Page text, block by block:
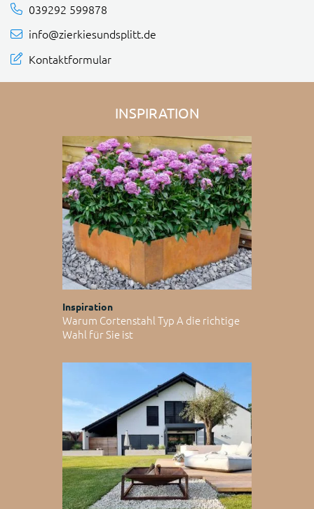
039292 599878
info@zierkiesundsplitt.de
Kontaktformular
INSPIRATION
Inspiration
Warum Cortenstahl Typ A die richtige
Wahl für Sie ist